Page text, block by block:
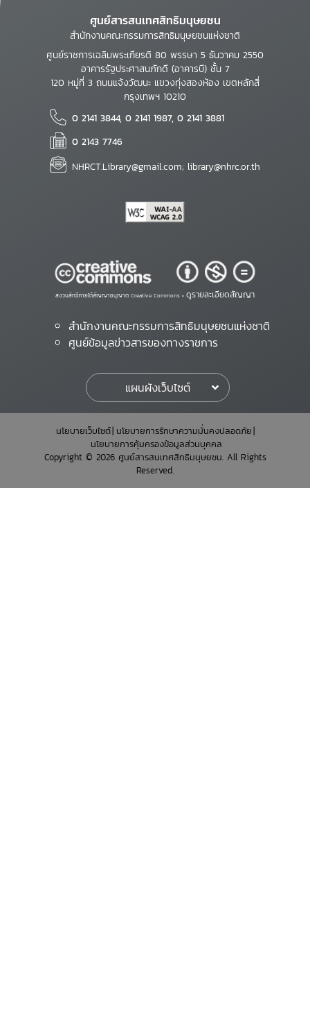
ศูนย์สารสนเทศสิทธิมนุษยชน
สำนักงานคณะกรรมการสิทธิมนุษยชนแห่งชาติ
ศูนย์ราชการเฉลิมพระเกียรติ 80 พรรษา 5 ธันวาคม 2550
อาคารรัฐประศาสนภักดี (อาคารบี) ชั้น 7
120 หมู่ที่ 3 ถนนแจ้งวัฒนะ แขวงทุ่งสองห้อง เขตหลักสี่
กรุงเทพฯ 10210
0 2141 3844, 0 2141 1987, 0 2141 3881
0 2143 7746
NHRCT.Library@gmail.com; library@nhrc.or.th
สงวนสิทธิ์ภายใต้สัญญาอนุญาต Creative Commons • ดูรายละเอียดสัญญา
สำนักงานคณะกรรมการสิทธิมนุษยชนแห่งชาติ
ศูนย์ข้อมูลข่าวสารของทางราชการ
แผนผังเว็บไซต์
นโยบายเว็บไซต์ นโยบายการรักษาความมั่นคงปลอดภัย
นโยบายการคุ้มครองข้อมูลส่วนบุคคล
Copyright © 2026 ศูนย์สารสนเทศสิทธิมนุษยชน. All Rights
Reserved.